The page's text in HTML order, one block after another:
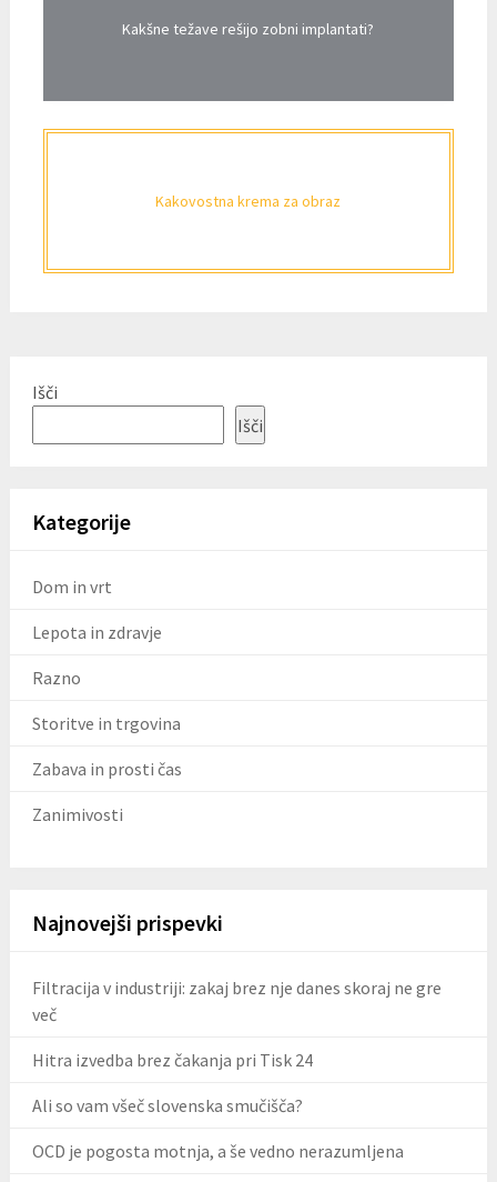
Kakšne težave rešijo zobni implantati?
Kakovostna krema za obraz
Išči
Išči
Kategorije
Dom in vrt
Lepota in zdravje
Razno
Storitve in trgovina
Zabava in prosti čas
Zanimivosti
Najnovejši prispevki
Filtracija v industriji: zakaj brez nje danes skoraj ne gre
več
Hitra izvedba brez čakanja pri Tisk 24
Ali so vam všeč slovenska smučišča?
OCD je pogosta motnja, a še vedno nerazumljena